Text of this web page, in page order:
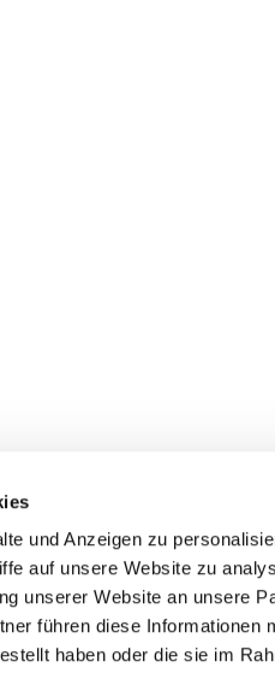
und Anzeigen zu
auf unsere Website zu
unserer Website an unsere
führen diese Informationen
haben oder die sie im
Datenschutzerklärung